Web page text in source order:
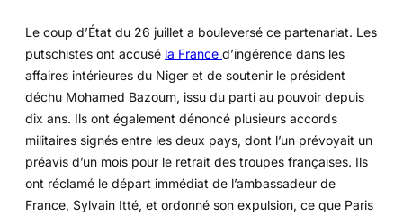
Le coup d’État du 26 juillet a bouleversé ce partenariat. Les
putschistes ont accusé la France d’ingérence dans les
affaires intérieures du Niger et de soutenir le président
déchu Mohamed Bazoum, issu du parti au pouvoir depuis
dix ans. Ils ont également dénoncé plusieurs accords
militaires signés entre les deux pays, dont l’un prévoyait un
préavis d’un mois pour le retrait des troupes françaises. Ils
ont réclamé le départ immédiat de l’ambassadeur de
France, Sylvain Itté, et ordonné son expulsion, ce que Paris